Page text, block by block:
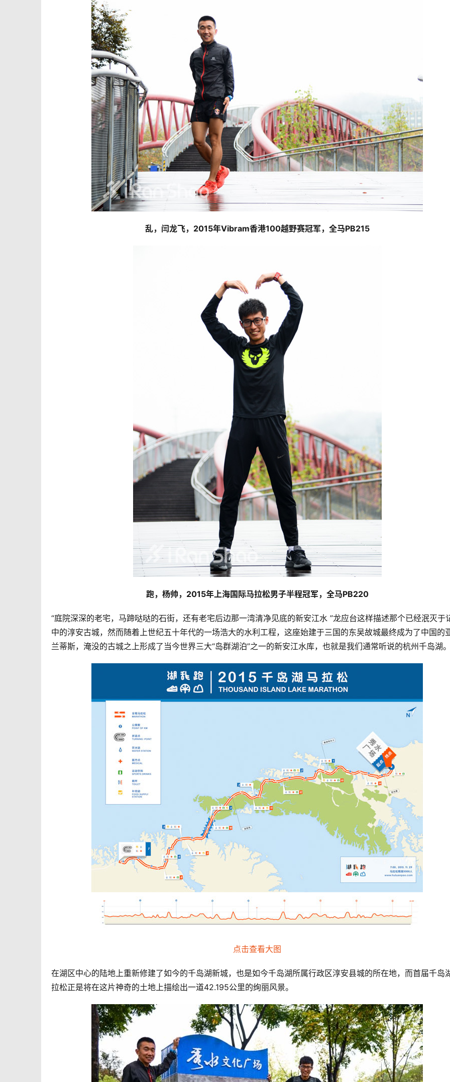
乱，闫龙飞，2015年Vibram香港100越野赛冠军，全马PB215
跑，杨帅，2015年上海国际马拉松男子半程冠军，全马PB220
“庭院深深的老宅，马蹄哒哒的石街，还有老宅后边那一湾清净见底的新安江水 ”龙应台这样描述那个已经泯灭于
中的淳安古城，然而随着上世纪五十年代的一场浩大的水利工程，这座始建于三国的东吴故城最终成为了中国的
兰蒂斯，淹没的古城之上形成了当今世界三大“岛群湖泊”之一的新安江水库，也就是我们通常听说的杭州千岛湖
点击查看大图
在湖区中心的陆地上重新修建了如今的千岛湖新城，也是如今千岛湖所属行政区淳安县城的所在地，而首届千岛
拉松正是将在这片神奇的土地上描绘出一道42.195公里的绚丽风景。